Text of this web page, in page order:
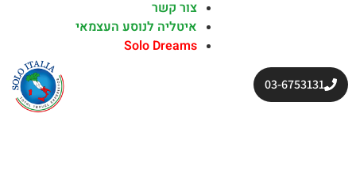
03-6753131
צור קשר
איטליה לנוסע העצמאי
Solo Dreams